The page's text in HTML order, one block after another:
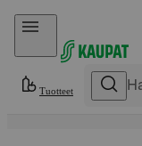
Hyppää sisältöön
Tuotteet